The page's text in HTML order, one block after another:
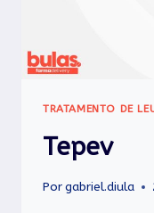
TRATAMENTO DE
Tepev
Porgabriel.diula